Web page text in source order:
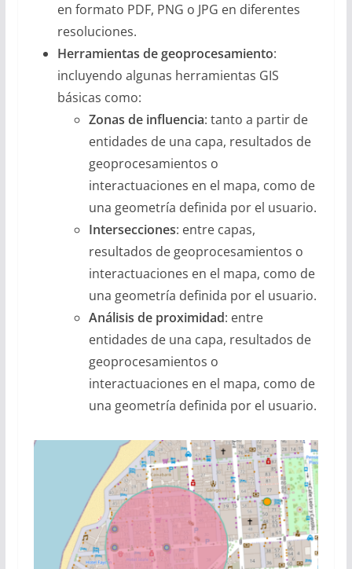
en formato PDF, PNG o JPG en diferentes
resoluciones.
Herramientas de geoprocesamiento:
incluyendo algunas herramientas GIS
básicas como:
Zonas de influencia: tanto a partir de
entidades de una capa, resultados de
geoprocesamientos o
interactuaciones en el mapa, como de
una geometría definida por el usuario.
Intersecciones: entre capas,
resultados de geoprocesamientos o
interactuaciones en el mapa, como de
una geometría definida por el usuario.
Análisis de proximidad: entre
entidades de una capa, resultados de
geoprocesamientos o
interactuaciones en el mapa, como de
una geometría definida por el usuario.